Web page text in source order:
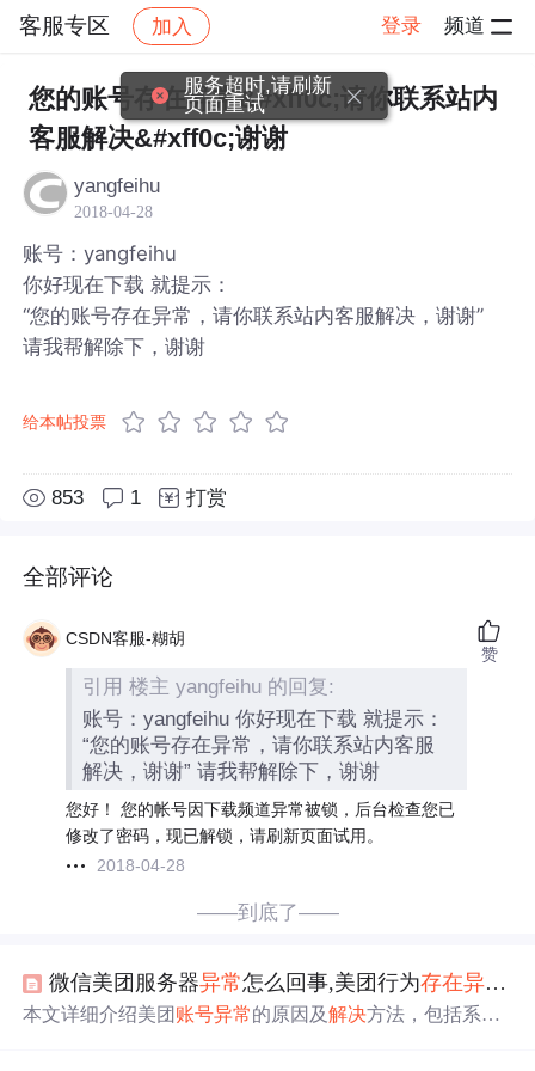
客服专区 加入 登录 频道
社区 客服专区 帖子详情
您的账号存在异常&#xff0c;请你联系站内
客服解决&#xff0c;谢谢
yangfeihu
2018-04-28
账号：yangfeihu
你好现在下载 就提示：
“您的账号存在异常，请你联系站内客服解决，谢谢”
请我帮解除下，谢谢
给本帖投票
853 1 打赏
全部评论
CSDN客服-糊胡
引用 楼主 yangfeihu 的回复:
账号：yangfeihu 你好现在下载 就提示：
“您的账号存在异常，请你联系站内客服
解决，谢谢” 请我帮解除下，谢谢
您好！ 您的帐号因下载频道异常被锁，后台检查您已
修改了密码，现已解锁，请刷新页面试用。
2018-04-28
赞
——到底了——
微信美团服务器异常怎么回事,美团行为存在异常
本文详细介绍美团 账号异常的原因及解决方法，包括系统
服务超时,请刷新
页面重试